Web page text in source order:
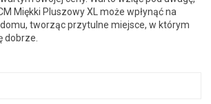
Miękki Pluszowy XL może wpłynąć na
tworząc przytulne miejsce, w którym
dobrze.